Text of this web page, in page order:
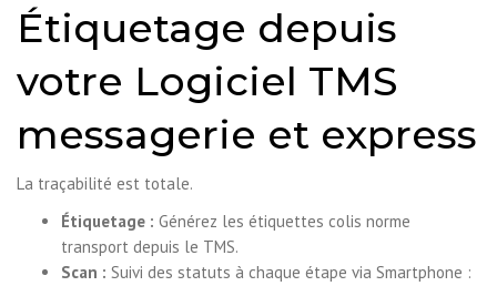
Étiquetage depuis
votre Logiciel TMS
messagerie et express
La traçabilité est totale.
Étiquetage : Générez les étiquettes colis norme
transport depuis le TMS.
Scan : Suivi des statuts à chaque étape via Smartphone :